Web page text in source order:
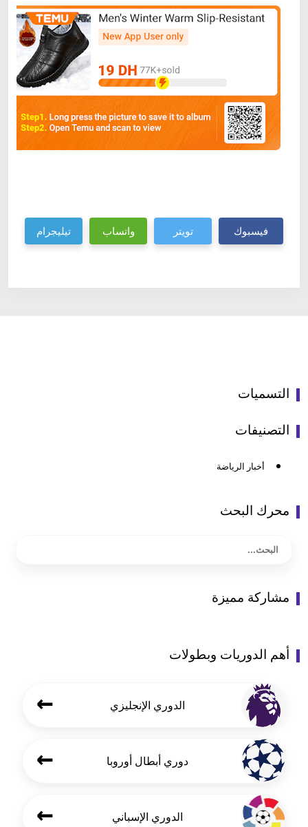
فيسبوك تويتر واتساب تيليجرام
التسميات
التصنيفات
أخبار الرياضة
محرك البحث
مشاركة مميزة
أهم الدوريات وبطولات
الدوري الإنجليزي ←
دوري أبطال أوروبا ←
الدوري الإسباني ←